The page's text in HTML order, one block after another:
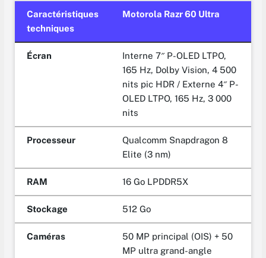
Caractéristiques
techniques
Motorola Razr 60 Ultra
Écran
Interne 7″ P-OLED LTPO,
165 Hz, Dolby Vision, 4 500
nits pic HDR / Externe 4″ P-
OLED LTPO, 165 Hz, 3 000
nits
Processeur
Qualcomm Snapdragon 8
Elite (3 nm)
RAM 16 Go LPDDR5X
Stockage 512 Go
Caméras
50 MP principal (OIS) + 50
MP ultra grand-angle